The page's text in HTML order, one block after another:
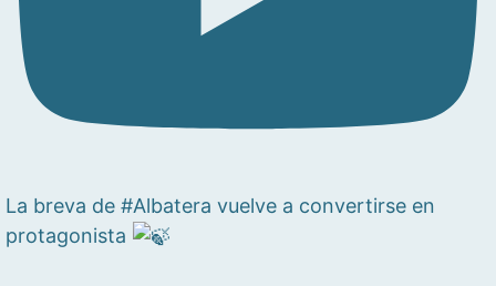
La breva de #Albatera vuelve a convertirse en
protagonista